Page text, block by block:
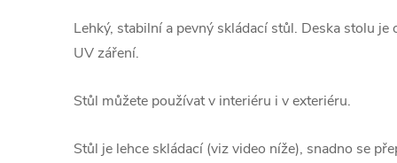
Lehký, stabilní a pevný skládací stůl. Deska stolu
UV záření.
Stůl můžete používat v interiéru i v exteriéru.
Stůl je lehce skládací (viz video níže), snadno se